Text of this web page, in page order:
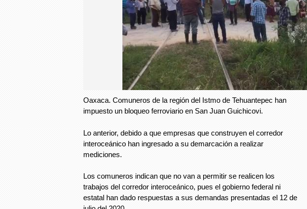
Oaxaca. Comuneros de la región del Istmo de Tehuantepec han
impuesto un bloqueo ferroviario en San Juan Guichicovi.
Lo anterior, debido a que empresas que construyen el corredor
interoceánico han ingresado a su demarcación a realizar
mediciones.
Los comuneros indican que no van a permitir se realicen los
trabajos del corredor interoceánico, pues el gobierno federal ni
estatal han dado respuestas a sus demandas presentadas el 12 de